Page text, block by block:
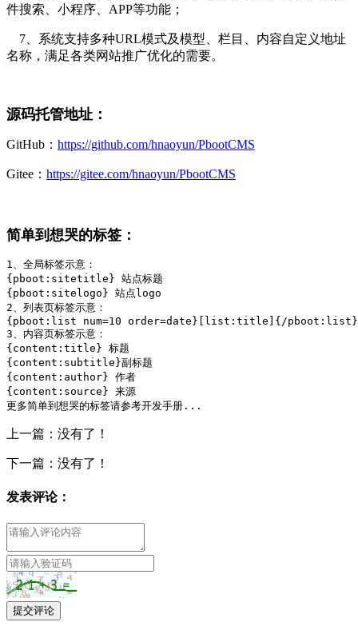
件搜索、小程序、APP等功能；
7、系统支持多种URL模式及模型、栏目、内容自定义地址
名称，满足各类网站推广优化的需要。
源码托管地址：
GitHub： https://github.com/hnaoyun/PbootCMS
Gitee： https://gitee.com/hnaoyun/PbootCMS
简单到想哭的标签：
1、全局标签示意：
{pboot:sitetitle} 站点标题
{pboot:sitelogo} 站点logo
2、列表页标签示意：
{pboot:list num=10 order=date}[list:title]{/pboot:list}
3、内容页标签示意：
{content:title} 标题
{content:subtitle}副标题
{content:author} 作者
{content:source} 来源
更多简单到想哭的标签请参考开发手册...
上一篇：没有了！
下一篇：没有了！
发表评论：
提交评论